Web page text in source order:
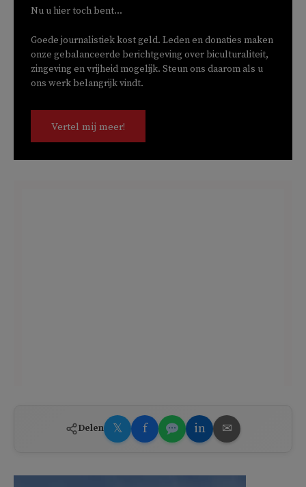
Nu u hier toch bent...
Goede journalistiek kost geld. Leden en donaties maken
onze gebalanceerde berichtgeving over biculturaliteit,
zingeving en vrijheid mogelijk. Steun ons daarom als u
ons werk belangrijk vindt.
Vertel mij meer!
Delen 𝕏 f in ✉